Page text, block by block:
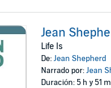
Jean
Life Is
De:Jean Shepherd
Narrado por:Jean
Duración: 5 h y 51 m